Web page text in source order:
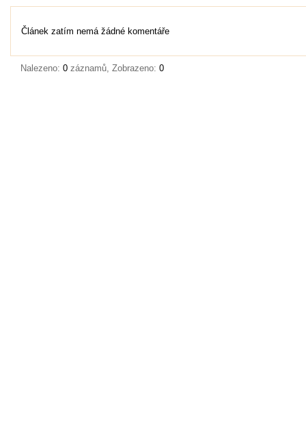
Článek zatím nemá žádné komentáře
Nalezeno: 0 záznamů, Zobrazeno: 0